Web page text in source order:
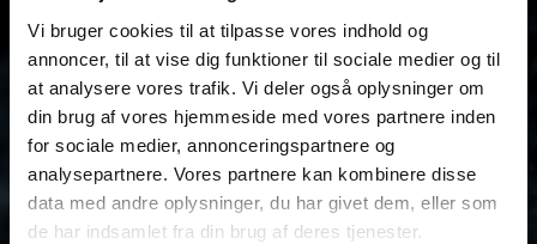
Vi bruger cookies til at tilpasse vores indhold og
annoncer, til at vise dig funktioner til sociale medier og til
at analysere vores trafik. Vi deler også oplysninger om
din brug af vores hjemmeside med vores partnere inden
for sociale medier, annonceringspartnere og
analysepartnere. Vores partnere kan kombinere disse
data med andre oplysninger, du har givet dem, eller som
de har indsamlet fra din brug af deres tjenester.